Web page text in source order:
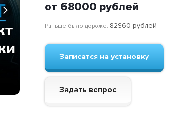
от 68000 рублей
Раньше было дороже: 82960рублей
Записатся на установку
Задать вопрос